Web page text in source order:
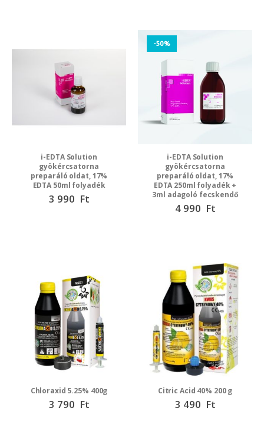
i-EDTA Solution
gyökércsatorna
preparáló oldat, 17%
EDTA 50ml folyadék
3 990 Ft
-50%
i-EDTA Solution
gyökércsatorna
preparáló oldat, 17%
EDTA 250ml folyadék +
3ml adagoló fecskendő
Speciális
ár
4 990 Ft
Chloraxid 5.25% 400g
3 790 Ft
Citric Acid 40% 200 g
3 490 Ft